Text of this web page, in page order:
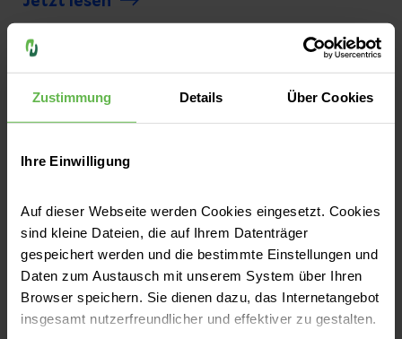
Zustimmung Details Über Cookies
Ihre Einwilligung
Auf dieser Webseite werden Cookies eingesetzt. Cookies
sind kleine Dateien, die auf Ihrem Datenträger
gespeichert werden und die bestimmte Einstellungen und
Daten zum Austausch mit unserem System über Ihren
Browser speichern. Sie dienen dazu, das Internetangebot
insgesamt nutzerfreundlicher und effektiver zu gestalten.
Kliniken schrittweise eine Technologie ein, mit
der Narkosegase in Aktivkohlefiltern
aufgefangen und dem Recycling zugeführt
werden, anstatt sie in die Außenluft
Deutschland mit dieser Technologie
insgesamt 80 Prozent der CO2 Emissionen im
Bereich Narkosegase.